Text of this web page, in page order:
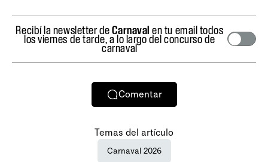
Recibí la newsletter deCarnaval en tu email todos
los viernes de tarde, a lo largo del concurso de
carnaval
Comentar
Temas del artículo
Carnaval 2026